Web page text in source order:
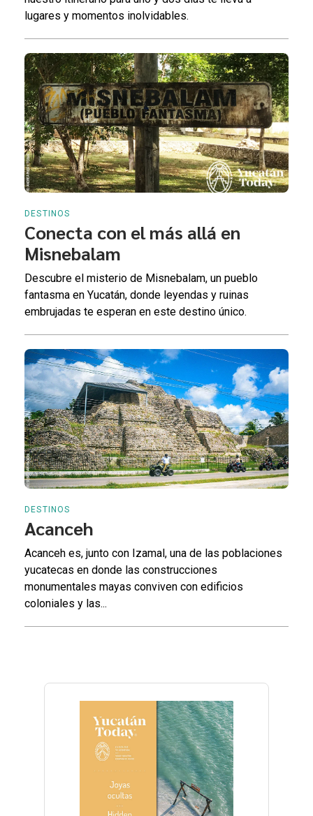
lugares y momentos inolvidables.
DESTINOS
Conecta con el más allá en
Misnebalam
Descubre el misterio de Misnebalam, un pueblo
fantasma en Yucatán, donde leyendas y ruinas
embrujadas te esperan en este destino único.
DESTINOS
Acanceh
Acanceh es, junto con Izamal, una de las poblaciones
yucatecas en donde las construcciones
monumentales mayas conviven con edificios
coloniales y las...